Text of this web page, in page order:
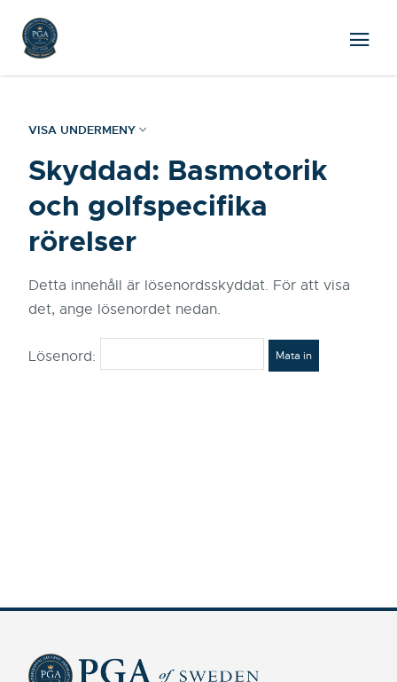
VISA UNDERMENY
Skyddad: Basmotorik
och golfspecifika
rörelser
Detta innehåll är lösenordsskyddat. För att visa
det, ange lösenordet nedan.
Lösenord: